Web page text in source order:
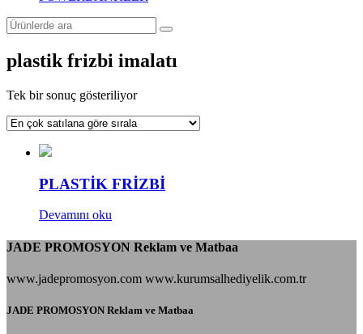
plastik frizbi imalatı
Tek bir sonuç gösteriliyor
PLASTİK FRİZBİ
Devamını oku
JADE PROMOSYON Reklam ve Matbaa
www.jadepromosyon.com www.kurumsalhediyelik.com.tr
JADE PROMOSYON Reklam ve Matbaa